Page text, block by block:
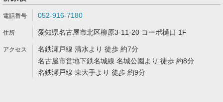
052-916-7180
愛知県名古屋市北区柳原3-11-20 コーポ樋口 1F
名鉄瀬戸線 清水より 徒歩 約7分
名古屋市営地下鉄名城線 名城公園より 徒歩 約8分
名鉄瀬戸線 東大手より 徒歩 約9分